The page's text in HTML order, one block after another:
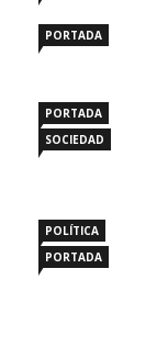
PORTADA
PORTADA
SOCIEDAD
POLÍTICA
PORTADA